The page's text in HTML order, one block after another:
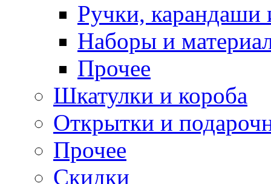
Ручки,
Наборы и
Прочее
Шкатулки и короба
Открытки и
Прочее
Скидки